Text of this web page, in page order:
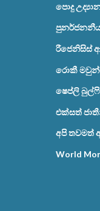
පොදු
රීජෙනිසිස්
රොකී
ෂෙප්ලි
එක්සත්
අපි තවමත්
World